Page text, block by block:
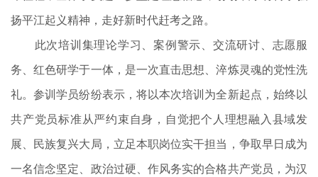
扬平江起义精神，走好新时代赶考之路。
此次培训集理论学习、案例警示、交流研讨、志愿服
务、红色研学于一体，是一次直击思想、淬炼灵魂的党性洗
礼。参训学员纷纷表示，将以本次培训为全新起点，始终以
共产党员标准从严约束自身，自觉把个人理想融入县域发
展、民族复兴大局，立足本职岗位实干担当，争取早日成为
一名信念坚定、政治过硬、作风务实的合格共产党员，为汉